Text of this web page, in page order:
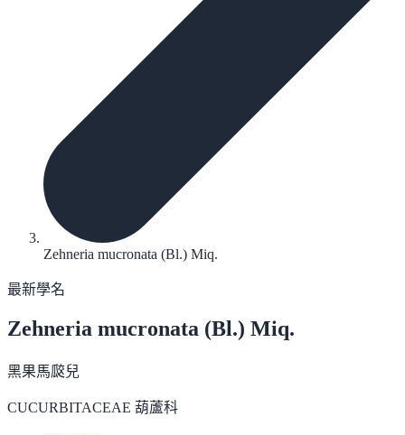
Zehneria mucronata (Bl.) Miq.
最新學名
Zehneria mucronata (Bl.) Miq.
黑果馬㼎兒
CUCURBITACEAE 葫蘆科